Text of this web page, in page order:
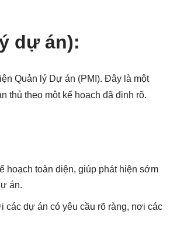
dự án):
Quản lý Dự án (PMI). Đây là một
thủ theo một kế hoạch đã định rõ.
hoạch toàn diện, giúp phát hiện sớm
án.
dự án có yêu cầu rõ ràng, nơi các